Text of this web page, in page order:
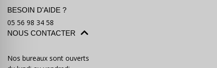
BESOIN D'AIDE ?
05 56 98 34 58
NOUS CONTACTER
Nos bureaux sont ouverts